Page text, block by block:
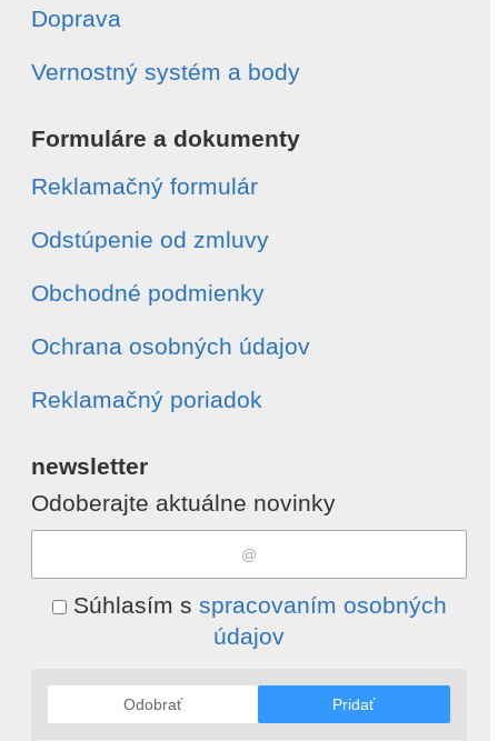
Doprava
Vernostný systém a body
Formuláre a dokumenty
Reklamačný formulár
Odstúpenie od zmluvy
Obchodné podmienky
Ochrana osobných údajov
Reklamačný poriadok
newsletter
Odoberajte aktuálne novinky
Súhlasím s spracovaním osobných
údajov
Odobrať Pridať